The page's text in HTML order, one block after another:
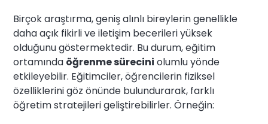
Birçok araştırma, geniş alınlı bireylerin genellikle
daha açık fikirli ve iletişim becerileri yüksek
olduğunu göstermektedir. Bu durum, eğitim
ortamında öğrenme sürecini olumlu yönde
etkileyebilir. Eğitimciler, öğrencilerin fiziksel
özelliklerini göz önünde bulundurarak, farklı
öğretim stratejileri geliştirebilirler. Örneğin: